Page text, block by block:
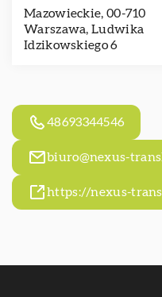
Mazowieckie, 00-710
Warszawa, Ludwika
Idzikowskiego 6
48693344546
biuro@nexus-
https://nexus-